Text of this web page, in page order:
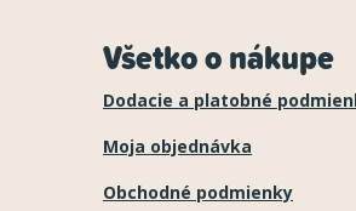
Všetko o nákupe
Dodacie a platobné
Moja objednávka
Obchodné podmienky